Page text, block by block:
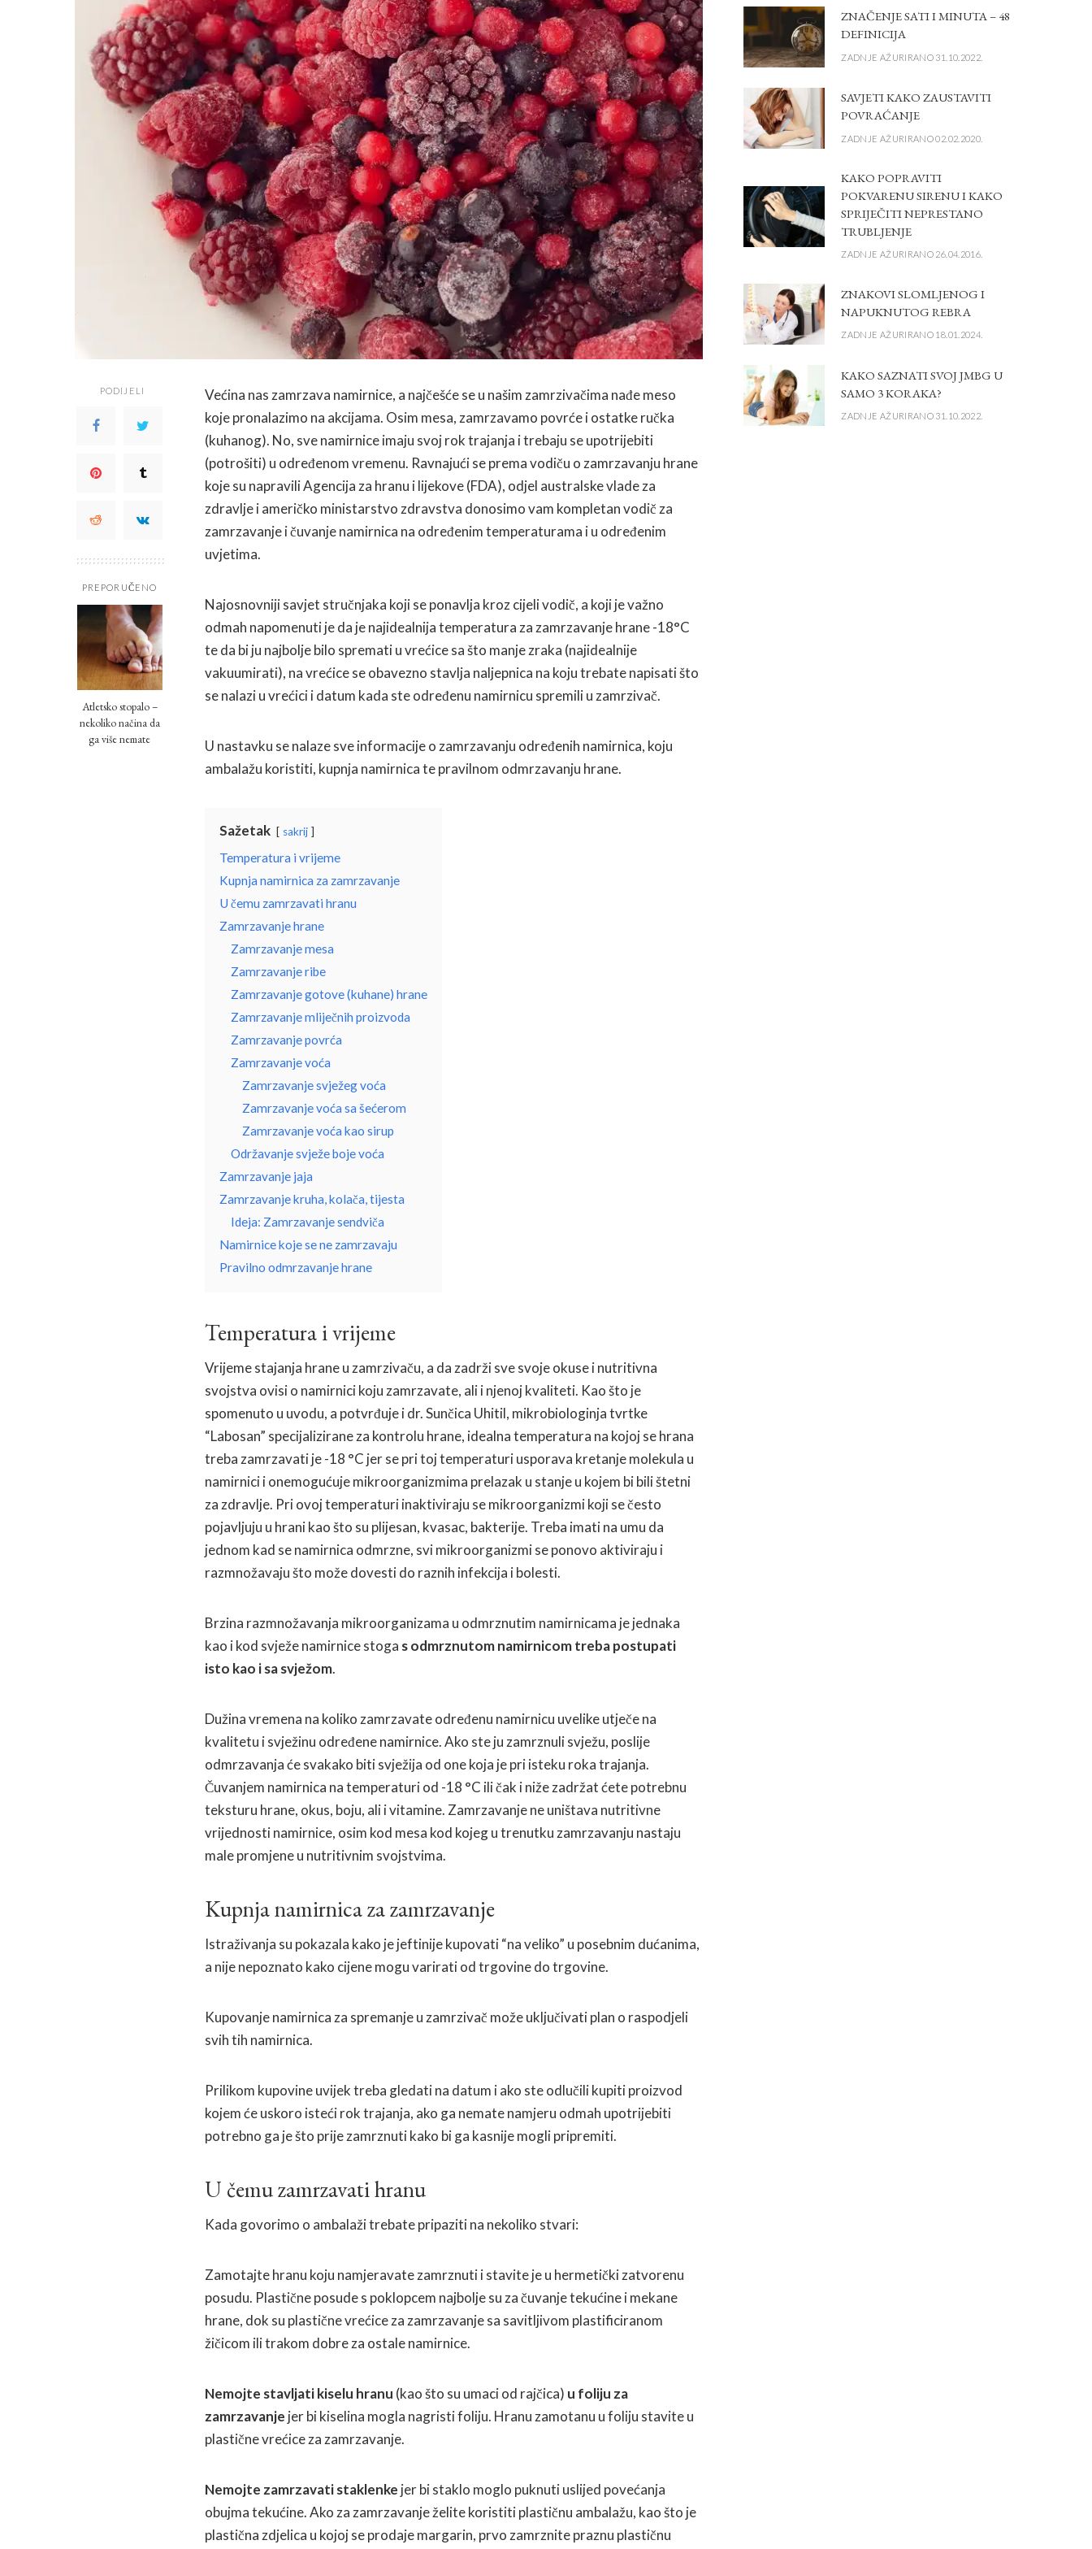
PODIJELI
PREPORUČENO
Atletsko stopalo –
nekoliko načina da
ga više nemate
Većina nas zamrzava namirnice, a najčešće se u našim zamrzivačima nađe meso
koje pronalazimo na akcijama. Osim mesa, zamrzavamo povrće i ostatke ručka
(kuhanog). No, sve namirnice imaju svoj rok trajanja i trebaju se upotrijebiti
(potrošiti) u određenom vremenu. Ravnajući se prema vodiču o zamrzavanju hrane
koje su napravili Agencija za hranu i lijekove (FDA), odjel australske vlade za
zdravlje i američko ministarstvo zdravstva donosimo vam kompletan vodič za
zamrzavanje i čuvanje namirnica na određenim temperaturama i u određenim
uvjetima.
Najosnovniji savjet stručnjaka koji se ponavlja kroz cijeli vodič, a koji je važno
odmah napomenuti je da je najidealnija temperatura za zamrzavanje hrane -18°C
te da bi ju najbolje bilo spremati u vrećice sa što manje zraka (najidealnije
vakuumirati), na vrećice se obavezno stavlja naljepnica na koju trebate napisati što
se nalazi u vrećici i datum kada ste određenu namirnicu spremili u zamrzivač.
U nastavku se nalaze sve informacije o zamrzavanju određenih namirnica, koju
ambalažu koristiti, kupnja namirnica te pravilnom odmrzavanju hrane.
Sažetak sakrij
Temperatura i vrijeme
Kupnja namirnica za zamrzavanje
U čemu zamrzavati hranu
Zamrzavanje hrane
Zamrzavanje mesa
Zamrzavanje ribe
Zamrzavanje gotove (kuhane) hrane
Zamrzavanje mliječnih proizvoda
Zamrzavanje povrća
Zamrzavanje voća
Zamrzavanje svježeg voća
Zamrzavanje voća sa šećerom
Zamrzavanje voća kao sirup
Održavanje svježe boje voća
Zamrzavanje jaja
Zamrzavanje kruha, kolača, tijesta
Ideja: Zamrzavanje sendviča
Namirnice koje se ne zamrzavaju
Pravilno odmrzavanje hrane
Temperatura i vrijeme
Vrijeme stajanja hrane u zamrzivaču, a da zadrži sve svoje okuse i nutritivna
svojstva ovisi o namirnici koju zamrzavate, ali i njenoj kvaliteti. Kao što je
spomenuto u uvodu, a potvrđuje i dr. Sunčica Uhitil, mikrobiologinja tvrtke
“Labosan” specijalizirane za kontrolu hrane, idealna temperatura na kojoj se hrana
treba zamrzavati je -18 °C jer se pri toj temperaturi usporava kretanje molekula u
namirnici i onemogućuje mikroorganizmima prelazak u stanje u kojem bi bili štetni
za zdravlje. Pri ovoj temperaturi inaktiviraju se mikroorganizmi koji se često
pojavljuju u hrani kao što su plijesan, kvasac, bakterije. Treba imati na umu da
jednom kad se namirnica odmrzne, svi mikroorganizmi se ponovo aktiviraju i
razmnožavaju što može dovesti do raznih infekcija i bolesti.
Brzina razmnožavanja mikroorganizama u odmrznutim namirnicama je jednaka
kao i kod svježe namirnice stoga s odmrznutom namirnicom treba postupati
isto kao i sa svježom.
Dužina vremena na koliko zamrzavate određenu namirnicu uvelike utječe na
kvalitetu i svježinu određene namirnice. Ako ste ju zamrznuli svježu, poslije
odmrzavanja će svakako biti svježija od one koja je pri isteku roka trajanja.
Čuvanjem namirnica na temperaturi od -18 °C ili čak i niže zadržat ćete potrebnu
teksturu hrane, okus, boju, ali i vitamine. Zamrzavanje ne uništava nutritivne
vrijednosti namirnice, osim kod mesa kod kojeg u trenutku zamrzavanju nastaju
male promjene u nutritivnim svojstvima.
Kupnja namirnica za zamrzavanje
Istraživanja su pokazala kako je jeftinije kupovati “na veliko” u posebnim dućanima,
a nije nepoznato kako cijene mogu varirati od trgovine do trgovine.
Kupovanje namirnica za spremanje u zamrzivač može uključivati plan o raspodjeli
svih tih namirnica.
Prilikom kupovine uvijek treba gledati na datum i ako ste odlučili kupiti proizvod
kojem će uskoro isteći rok trajanja, ako ga nemate namjeru odmah upotrijebiti
potrebno ga je što prije zamrznuti kako bi ga kasnije mogli pripremiti.
U čemu zamrzavati hranu
Kada govorimo o ambalaži trebate pripaziti na nekoliko stvari:
Zamotajte hranu koju namjeravate zamrznuti i stavite je u hermetički zatvorenu
posudu. Plastične posude s poklopcem najbolje su za čuvanje tekućine i mekane
hrane, dok su plastične vrećice za zamrzavanje sa savitljivom plastificiranom
žičicom ili trakom dobre za ostale namirnice.
Nemojte stavljati kiselu hranu (kao što su umaci od rajčica) u foliju za
zamrzavanje jer bi kiselina mogla nagristi foliju. Hranu zamotanu u foliju stavite u
plastične vrećice za zamrzavanje.
Nemojte zamrzavati staklenke jer bi staklo moglo puknuti uslijed povećanja
obujma tekućine. Ako za zamrzavanje želite koristiti plastičnu ambalažu, kao što je
plastična zdjelica u kojoj se prodaje margarin, prvo zamrznite praznu plastičnu
ZNAČENJE SATI I MINUTA – 48
DEFINICIJA
ZADNJE AŽURIRANO 31.10.2022.
SAVJETI KAKO ZAUSTAVITI
POVRAĆANJE
ZADNJE AŽURIRANO 02.02.2020.
KAKO POPRAVITI
POKVARENU SIRENU I KAKO
SPRIJEČITI NEPRESTANO
TRUBLJENJE
ZADNJE AŽURIRANO 26.04.2016.
ZNAKOVI SLOMLJENOG I
NAPUKNUTOG REBRA
ZADNJE AŽURIRANO 18.01.2024.
KAKO SAZNATI SVOJ JMBG U
SAMO 3 KORAKA?
ZADNJE AŽURIRANO 31.10.2022.